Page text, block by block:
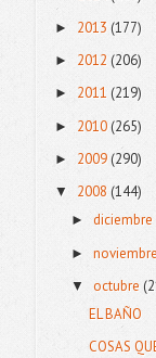
► 2013 (177)
► 2012 (206)
► 2011 (219)
► 2010(265)
► 2009 (290)
▼ 2008 (144)
►diciembre
►
▼octubre
EL BAÑO
COSAS